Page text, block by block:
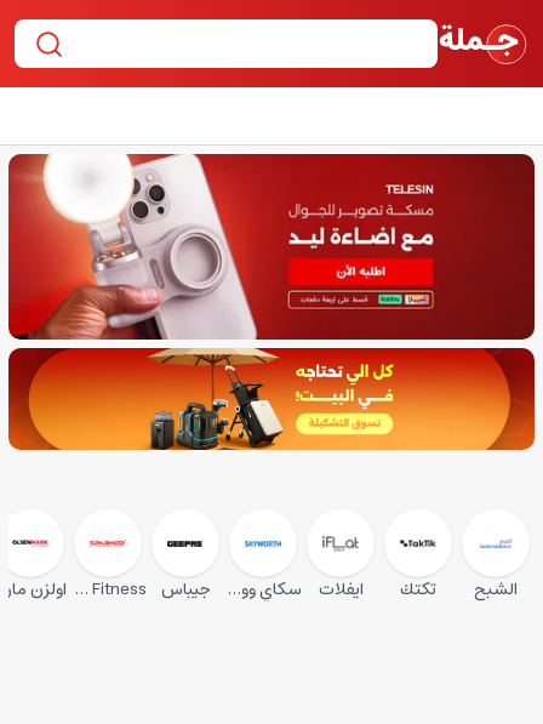
الشبح تكتك ايفلات سكاي وورث جيباس Sparnod Fitness اولزن